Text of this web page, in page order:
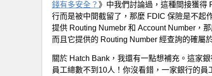
錢有多安全？ 》中我們討論過，這種間接獲得
行而是被中間截留了，那麼 FDIC 保險是不起
提供 Routing Numebr 和 Account Number，
而且它提供的 Routing Number 經查詢的確屬
關於 Hatch Bank，我還有一點想補充。這家銀
員工總數不到10人！你沒看錯，一家銀行的員